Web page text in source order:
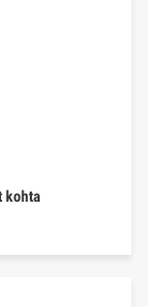
kohta